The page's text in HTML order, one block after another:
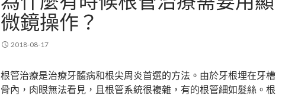
微鏡操作？
2018-08-17
根管治療是治療牙髓病和根尖周炎首選的方法。由於牙根埋在牙槽
骨內，肉眼無法看見，且根管系統很複雜，有的根管細如髮絲。根